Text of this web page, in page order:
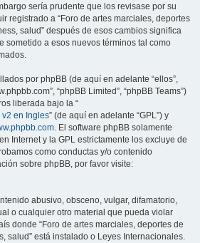
sería prudente que los revisase por su
registrado a “Foro de artes marciales, deportes
salud” después de esos cambios significa
sometido a esos nuevos términos tal como
por phpBB (de aquí en adelante “ellos”,
“phpBB Limited”, “phpBB Teams”)
liberada bajo la “
en Ingles” (de aquí en adelante “GPL”) y
. El software phpBB solamente
Internet y la GPL estrictamente los excluye de
como conductas y/o contenido
sobre phpBB, por favor visite:
abusivo, obsceno, vulgar, difamatorio,
o cualquier otro material que pueda violar
donde “Foro de artes marciales, deportes de
salud” está instalado o Leyes Internacionales.